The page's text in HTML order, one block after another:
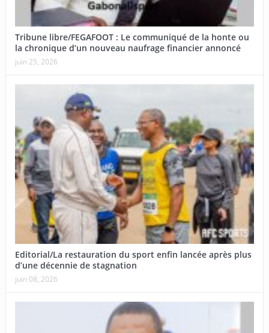
Tribune libre/FEGAFOOT : Le communiqué de la honte ou
la chronique d’un nouveau naufrage financier annoncé
juin 25, 2026
Editorial/La restauration du sport enfin lancée après plus
d’une décennie de stagnation
juin 08, 2026